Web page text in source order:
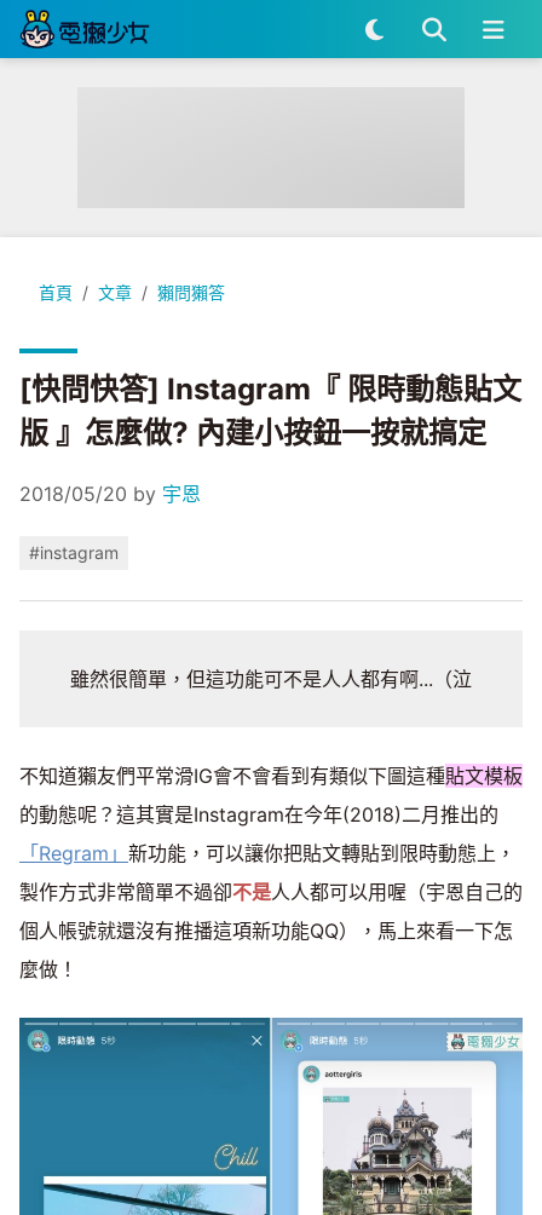
首頁 文章 獺問獺答
[快問快答] Instagram『 限時動態貼文版 』怎麼做? 內建小按
[快問快答] Instagram『 限時動態貼文
版 』怎麼做? 內建小按鈕一按就搞定
2018/05/20 by 宇恩
#instagram
雖然很簡單，但這功能可不是人人都有啊...（泣
不知道獺友們平常滑IG會不會看到有類似下圖這種貼文模板
的動態呢？這其實是Instagram在今年(2018)二月推出的
「Regram」 新功能，可以讓你把貼文轉貼到限時動態上，
製作方式非常簡單不過卻不是人人都可以用喔（宇恩自己的
個人帳號就還沒有推播這項新功能QQ），馬上來看一下怎
麼做！